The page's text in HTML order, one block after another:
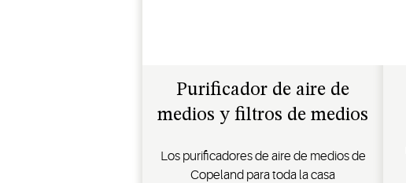
Purificador de aire de
medios y filtros de medios
Los purificadores de aire de medios de
Copeland para toda la casa